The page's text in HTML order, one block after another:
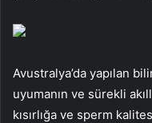
Avustralya’da yapılan
uyumanın ve sürekli
kısırlığa ve sperm